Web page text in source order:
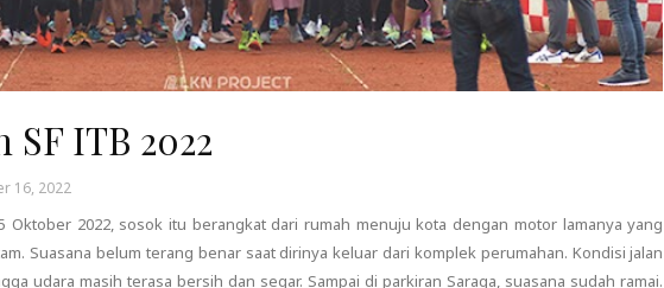
ITB 2022
16, 2022
Oktober 2022, sosok itu berangkat dari rumah menuju kota dengan motor lamanya yang
Suasana belum terang benar saat dirinya keluar dari komplek perumahan. Kondisi jalan
udara masih terasa bersih dan segar. Sampai di parkiran Saraga, suasana sudah ramai.